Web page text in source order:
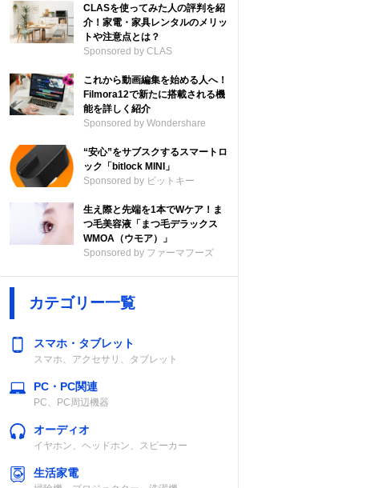
CLASを使ってみた人の評判を紹
介！家電・家具レンタルのメリッ
トや注意点とは？
Sponsored by CLAS
これから動画編集を始める人へ！
Filmora12で新たに搭載される機
能を詳しく紹介
Sponsored by Wondershare
“安心”をサブスクするスマートロ
ック「bitlock MINI」
Sponsored by ビットキー
生え際と先端を1本でWケア！ま
つ毛美容液「まつ毛デラックス
WMOA（ウモア）」
Sponsored by ファーマフーズ
カテゴリー一覧
スマホ・タブレット
スマホ、アクセサリ、タブレット
PC・PC関連
PC、PC周辺機器
オーディオ
イヤホン、ヘッドホン、スピーカー
生活家電